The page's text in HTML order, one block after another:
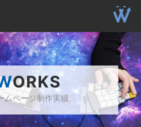
WORKS
ムページ制作実績